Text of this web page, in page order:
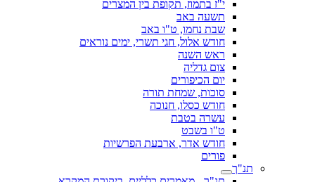
י"ז בתמוז, תקופת בין המצרים
תשעה באב
שבת נחמו, ט"ו באב
חודש אלול, חגי תשרי, ימים נוראים
ראש השנה
צום גדליה
יום הכיפורים
סוכות, שמחת תורה
חודש כסלו, חנוכה
עשרה בטבת
ט"ו בשבט
חודש אדר, ארבעת הפרשיות
פורים
תנ"ך